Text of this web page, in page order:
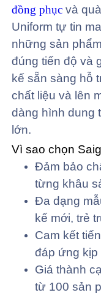
đồng phục và
Uniform tự tin
những sản
đúng tiến độ và
kế sẵn sàng hỗ
chất liệu và lên
dàng hình dung
lớn.
Vì sao chọn
Đảm bảo
từng khâu
Đa dạng
kế mới, trẻ
Cam kết
đáp ứng kịp
Giá thành
từ 100 sản